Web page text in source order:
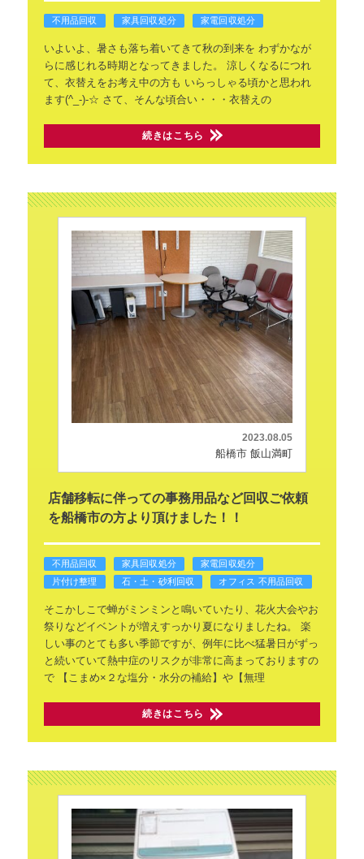
不用品回収 家具回収処分 家電回収処分
いよいよ、暑さも落ち着いてきて秋の到来を わずかなが
らに感じれる時期となってきました。
涼しくなるにつれ
て、衣替えをお考え中の方も いらっしゃる頃かと思われ
ます(^_-)-☆ さて、そんな頃合い・・・衣替えの
続きはこちら
2023.08.05
船橋市 飯山満町
店舗移転に伴っての事務用品など回収ご依頼
を船橋市の方より頂けました！！
不用品回収 家具回収処分
家電回収処分
片付け整理
石・土・砂利回収 オフィス 不用品回収
そこかしこで蝉がミンミンと鳴いていたり、花火大会やお
祭りなどイベントが増えすっかり夏になりましたね。
楽
しい事のとても多い季節ですが、例年に比べ猛暑日がずっ
と続いていて熱中症のリスクが非常に高まっておりますの
で【こまめ×２な塩分・水分の補給】や【無理
続きはこちら